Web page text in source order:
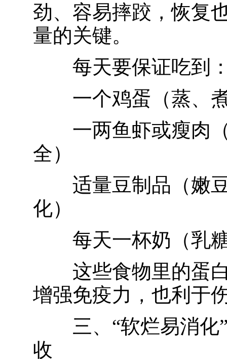
劲、容易摔跤，恢复
量的关键。
每天要保证吃到
一个鸡蛋（蒸、
一两鱼虾或瘦肉
全）
适量豆制品（嫩
化）
每天一杯奶（乳
这些食物里的蛋
增强免疫力，也利于
三、“软烂易消
收